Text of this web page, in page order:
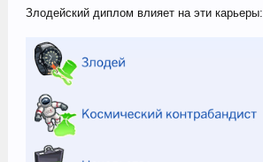
Злодейский диплом влияет на эти карьеры: